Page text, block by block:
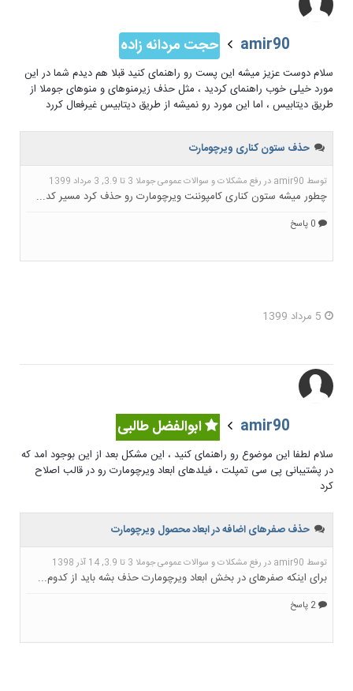
amir90 حجت مردانه زاده
سلام دوست عزیز میشه این پست رو راهنمای کنید قبلا هم دیدم شما در این
مورد خیلی خوب راهنمای کردید ، مثل حذف زیرمنوهای و منوهای جوملا از
طریق دیتابیس ، اما این مورد رو نمیشه از طریق دیتابیس غیرفعال کررد
5 مرداد 1399
amir90 ابوالفضل طالبی
سلام لطفا این موضوع رو راهنمای کنید ، این مشکل بعد از این بوجود امد که
در پشتیبانی پی سی تمپلت ، فیلدهای ابعاد ویرچومارت رو در قالب اصلاح
کرد